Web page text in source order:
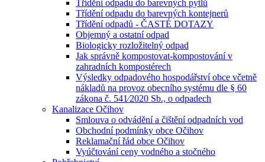
Třídění odpadu do barevných pytlů
Třídění odpadu do barevných kontejnerů
Třídění odpadů - ČASTÉ DOTAZY
Objemný a ostatní odpad
Biologicky rozložitelný odpad
Jak správně kompostovat-kompostování v
zahradních kompostérech
Výsledky odpadového hospodářství obce včetně
nákladů na provoz obecního systému dle § 60
zákona č. 541⁄2020 Sb., o odpadech
Kanalizace Očihov
Smlouva o odvádění a čištění odpadních vod
Obchodní podmínky obce Očihov
Reklamační řád obce Očihov
Vyúčtování ceny vodného a stočného